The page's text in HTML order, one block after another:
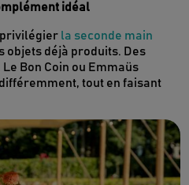
idéal
la seconde main
objets déjà produits. Des
Le Bon Coin ou Emmaüs
tout en faisant